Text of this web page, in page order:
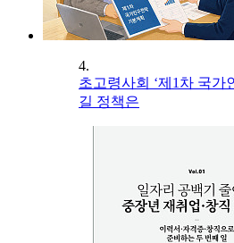
4.
초고령사회 ‘제1차 국가
길 정책은